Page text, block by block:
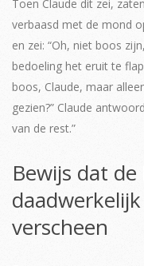
Toen Claude dit zei,
verbaasd met de mond
en zei: “Oh, niet boos
bedoeling het eruit te
boos, Claude, maar
gezien?” Claude
van de rest.”
Bewijs dat
verscheen